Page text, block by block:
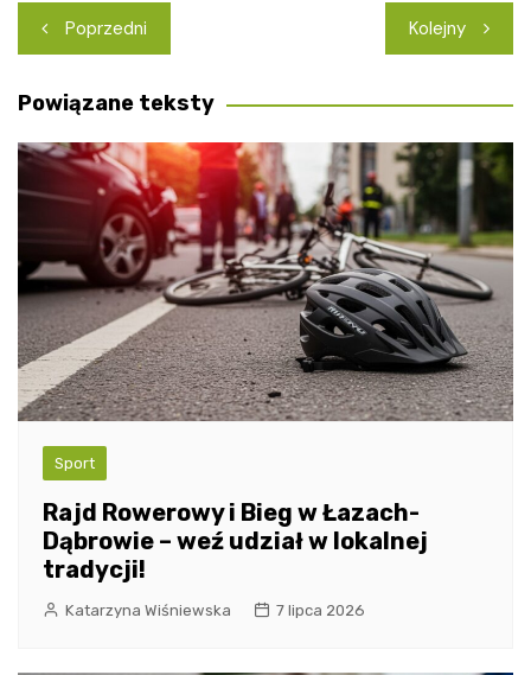
Nawigacja
wpisu
Poprzedni Kolejny
Powiązane teksty
Sport
Rajd Rowerowy i Bieg w Łazach-
Dąbrowie – weź udział w lokalnej
tradycji!
Katarzyna Wiśniewska 7 lipca 2026